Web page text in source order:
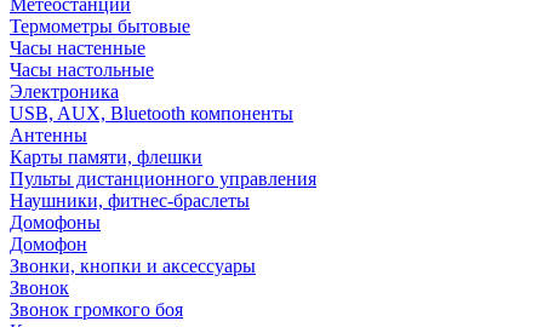
Метеостанции
Термометры бытовые
Часы настенные
Часы настольные
Электроника
USB, AUX, Bluetooth компоненты
Антенны
Карты памяти, флешки
Пульты дистанционного управления
Наушники, фитнес-браслеты
Домофоны
Домофон
Звонки, кнопки и аксессуары
Звонок
Звонок громкого боя